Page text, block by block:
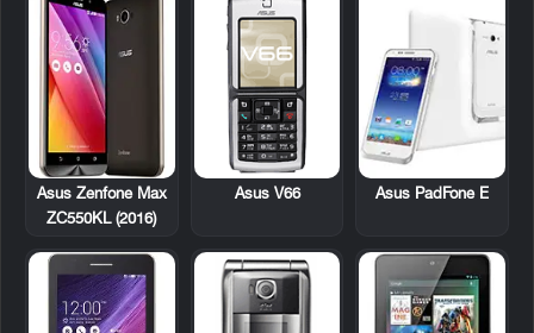
Asus PadFone E
Asus V66
Asus Zenfone Max
ZC550KL (2016)